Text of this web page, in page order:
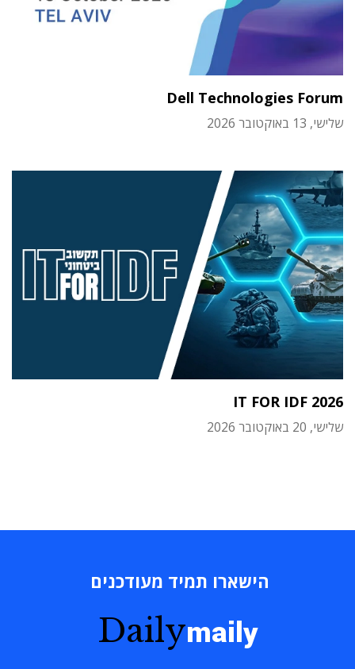
Dell Technologies Forum
שלישי, 13 באוקטובר 2026
IT FOR IDF 2026
שלישי, 20 באוקטובר 2026
הישארו תמיד מעודכנים
Dailymaily